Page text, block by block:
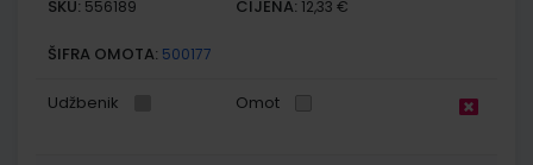
SKU: 556189 CIJENA: 12,33 €
ŠIFRA OMOTA: 500177
Udžbenik Omot